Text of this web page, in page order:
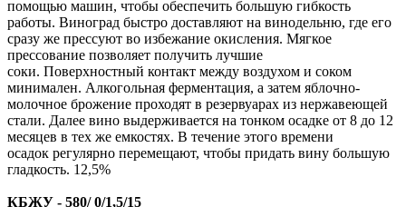
помощью машин, чтобы обеспечить большую гибкость
работы. Виноград быстро доставляют на винодельню, где его
сразу же прессуют во избежание окисления. Мягкое
прессование позволяет получить лучшие
соки. Поверхностный контакт между воздухом и соком
минимален. Алкогольная ферментация, а затем яблочно-
молочное брожение проходят в резервуарах из нержавеющей
стали. Далее вино выдерживается на тонком осадке от 8 до 12
месяцев в тех же емкостях. В течение этого времени
осадок регулярно перемещают, чтобы придать вину большую
гладкость. 12,5%
КБЖУ - 580/ 0/1,5/15